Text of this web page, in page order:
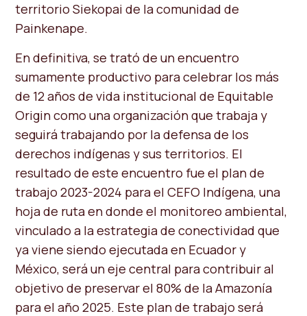
territorio Siekopai de la comunidad de
Painkenape.
En definitiva, se trató de un encuentro
sumamente productivo para celebrar los más
de 12 años de vida institucional de Equitable
Origin como una organización que trabaja y
seguirá trabajando por la defensa de los
derechos indígenas y sus territorios. El
resultado de este encuentro fue el plan de
trabajo 2023-2024 para el CEFO Indígena, una
hoja de ruta en donde el monitoreo ambiental,
vinculado a la estrategia de conectividad que
ya viene siendo ejecutada en Ecuador y
México, será un eje central para contribuir al
objetivo de preservar el 80% de la Amazonía
para el año 2025. Este plan de trabajo será